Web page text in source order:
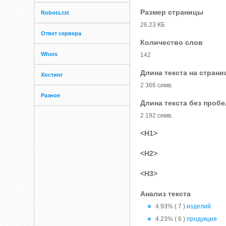
Robots.txt
Ответ сервера
Whois
Хостинг
Разное
Размер страницы
26.23 КБ
Количество слов
142
Длина текста на
2 366 симв.
Длина текста без
2 192 симв.
<H1>
<H2>
<H3>
Анализ текста
4.93% ( 7 )изделий
4.23% ( 6 )продукция